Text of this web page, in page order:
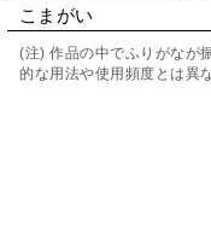
こまがい
(注) 作品の中でふりがなが
的な用法や使用頻度とは異